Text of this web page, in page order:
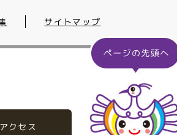
サイトマップ
クセス